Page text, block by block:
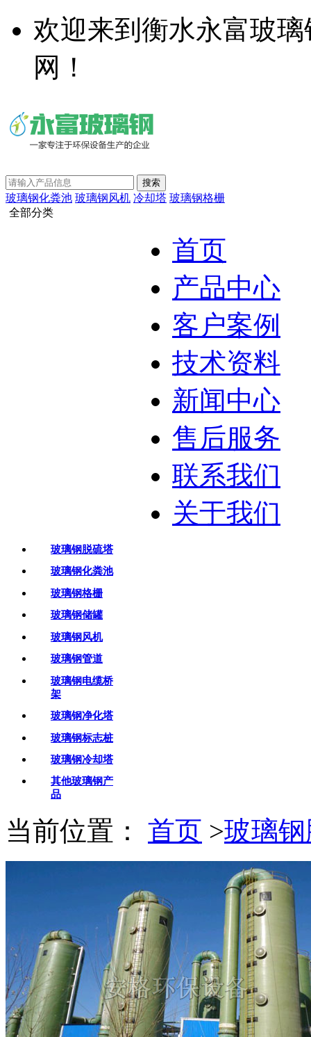
欢迎来到衡水永富玻
网！
玻璃钢化粪池 玻璃钢风机 冷却塔 玻璃钢格栅
全部分类
首页
产品中心
客户案例
技术资料
新闻中心
售后服务
联系我们
关于我们
玻璃钢脱硫塔
玻璃钢化粪池
玻璃钢格栅
玻璃钢储罐
玻璃钢风机
玻璃钢管道
玻璃钢电缆桥
架
玻璃钢净化塔
玻璃钢标志桩
玻璃钢冷却塔
其他玻璃钢产
品
当前位置： 首页 >玻璃